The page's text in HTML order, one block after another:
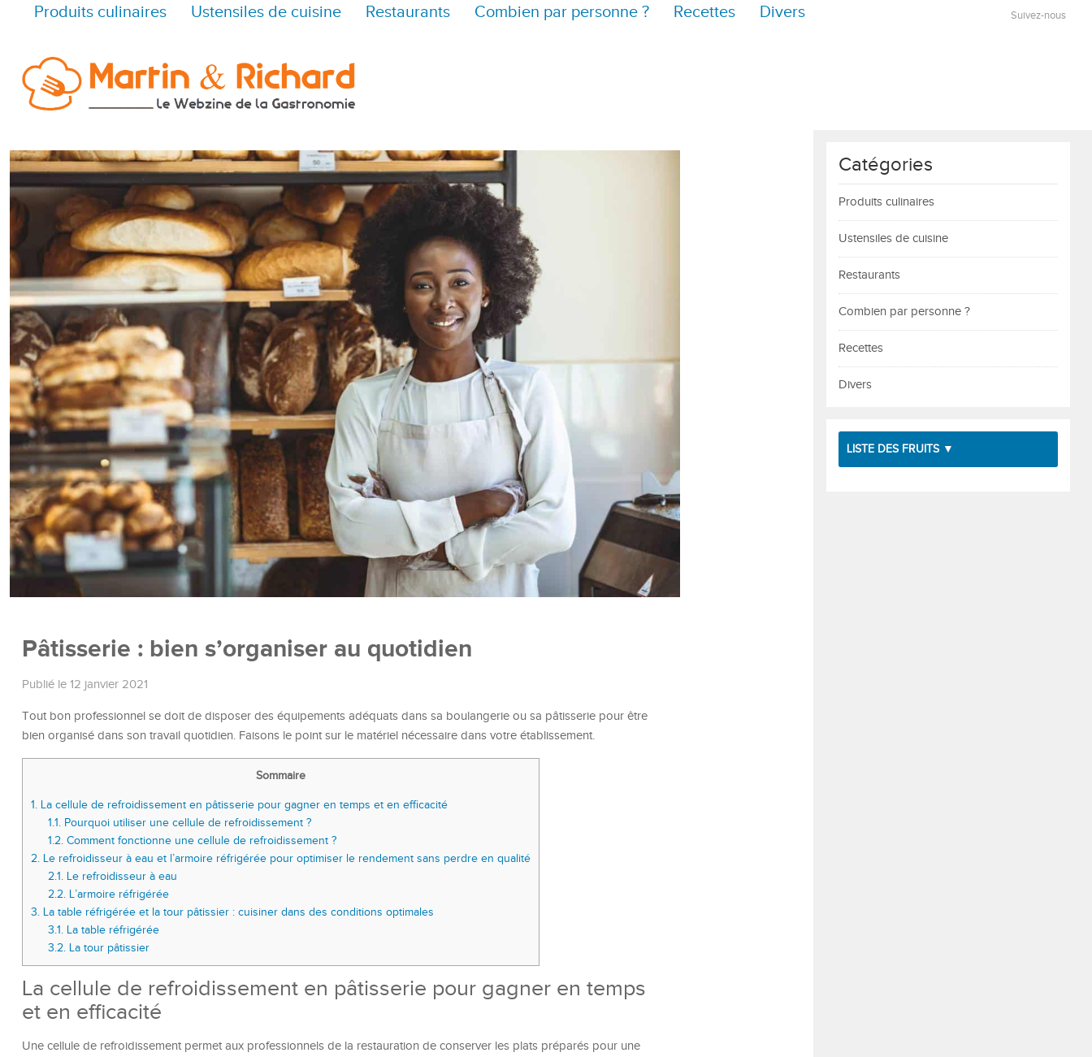
Produits culinaires Ustensiles de cuisine Restaurants Combien par personne ? Recettes Divers Suivez-nous
Pâtisserie : bien s’organiser au quotidien
Publié le 12 janvier 2021
Tout bon professionnel se doit de disposer des équipements adéquats dans sa boulangerie ou sa pâtisserie pour être
bien organisé dans son travail quotidien. Faisons le point sur le matériel nécessaire dans votre établissement.
Sommaire
1. La cellule de refroidissement en pâtisserie pour gagner en temps et en efficacité
1.1. Pourquoi utiliser une cellule de refroidissement ?
1.2. Comment fonctionne une cellule de refroidissement ?
2. Le refroidisseur à eau et l’armoire réfrigérée pour optimiser le rendement sans perdre en qualité
2.1. Le refroidisseur à eau
2.2. L’armoire réfrigérée
3. La table réfrigérée et la tour pâtissier : cuisiner dans des conditions optimales
3.1. La table réfrigérée
3.2. La tour pâtissier
La cellule de refroidissement en pâtisserie pour gagner en temps
et en efficacité
Une cellule de refroidissement permet aux professionnels de la restauration de conserver les plats préparés pour une
Catégories
Produits culinaires
Ustensiles de cuisine
Restaurants
Combien par personne ?
Recettes
Divers
LISTE DES FRUITS ▼